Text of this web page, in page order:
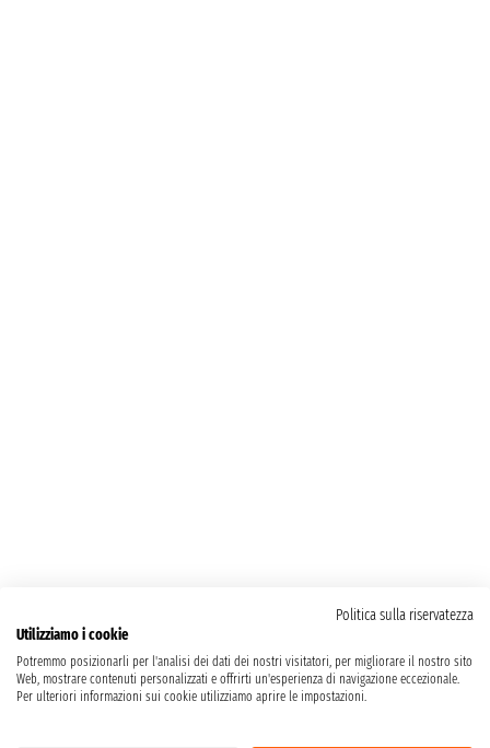
Politica sulla riservatezza
Utilizziamo i cookie
Potremmo posizionarli per l'analisi dei dati dei nostri visitatori, per migliorare il nostro sito
Web, mostrare contenuti personalizzati e offrirti un'esperienza di navigazione eccezionale.
Per ulteriori informazioni sui cookie utilizziamo aprire le impostazioni.